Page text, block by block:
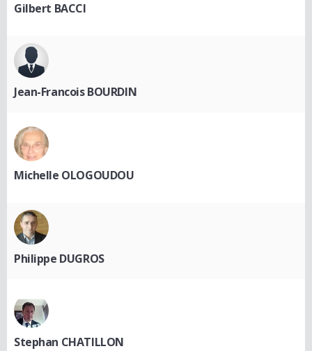
Gilbert BACCI
Jean-Francois BOURDIN
Michelle OLOGOUDOU
Philippe DUGROS
Stephan CHATILLON